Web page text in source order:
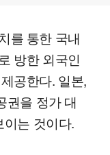
를 통한 국내
방한 외국인
공한다. 일본,
권을 정가 대
는 것이다.